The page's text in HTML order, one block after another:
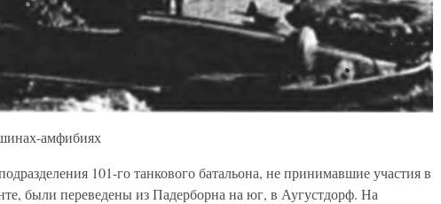
амфибиях
101-го танкового батальона, не принимавшие участия в
были переведены из Падерборна на юг, в Аугустдорф. На